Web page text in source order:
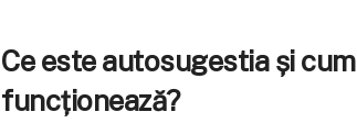
Ce este autosugestia și cum
funcționează?